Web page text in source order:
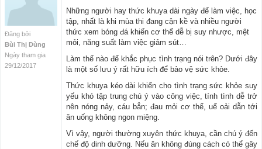
Đăng bởi
Bùi Thị Dùng
Ngày tham gia
29/12/2017
Những người hay thức khuya dài ngày để làm việc, học
tập, nhất là khi mùa thi đang cận kề và nhiều người
thức xem bóng đá khiến cơ thể dễ bị suy nhược, mệt
mỏi, năng suất làm việc giảm sút…
Làm thế nào để khắc phục tình trạng nói trên? Dưới đây
là một số lưu ý rất hữu ích để bảo vệ sức khỏe.
Thức khuya kéo dài khiến cho tình trạng sức khỏe suy
yếu khó tập trung chú ý vào công việc, tính tình dễ trở
nên nóng nảy, cáu bẳn; đau mỏi cơ thể, uể oải dẫn tới
ăn uống không ngon miệng.
Vì vậy, người thường xuyên thức khuya, cần chú ý đến
chế độ dinh dưỡng. Nếu ăn không đúng cách có thể gây